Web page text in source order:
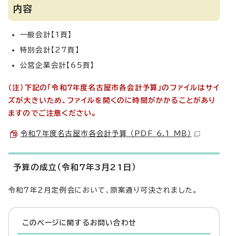
内容
一般会計【1頁】
特別会計【27頁】
公営企業会計【65頁】
（注）下記の「令和7年度名古屋市各会計予算」のファイルはサイ
ズが大きいため、ファイルを開くのに時間がかかることがあり
ますのでご注意ください。
令和7年度名古屋市各会計予算 （PDF 6.1 MB）
予算の成立（令和7年3月21日）
令和7年2月定例会において、原案通り可決されました。
このページに関する お問い合わせ